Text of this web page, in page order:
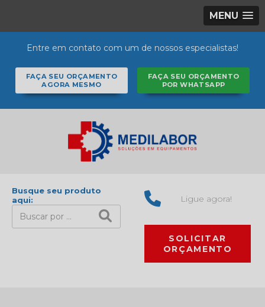
MENU
Entre em contato com um de nossos especialistas!
FAÇA SEU ORÇAMENTO
AGORA MESMO
FAÇA SEU ORÇAMENTO
POR WHATSAPP
Busque seu produto
aqui:
Ligue agora!
SOLICITAR
ORÇAMENTO